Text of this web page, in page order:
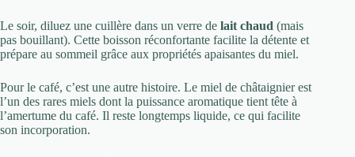
Le soir, diluez une cuillère dans un verre de lait chaud (mais
pas bouillant). Cette boisson réconfortante facilite la détente et
prépare au sommeil grâce aux propriétés apaisantes du miel.
Pour le café, c’est une autre histoire. Le miel de châtaignier est
l’un des rares miels dont la puissance aromatique tient tête à
l’amertume du café. Il reste longtemps liquide, ce qui facilite
son incorporation.